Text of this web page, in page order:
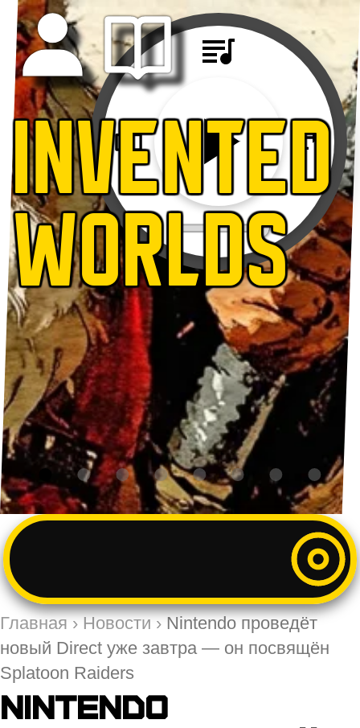
INVENTED
WORLDS
Главная›Новости›Nintendo проведёт
новый Direct уже завтра — он посвящён
Splatoon Raiders
Nintendo